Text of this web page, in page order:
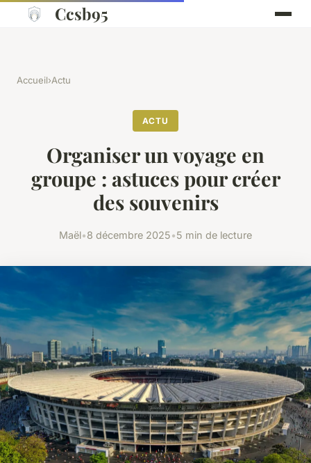
Ccsb95
Accueil›Actu
ACTU
Organiser un voyage en
groupe : astuces pour créer
des souvenirs
Maël•8 décembre 2025•5 min de lecture